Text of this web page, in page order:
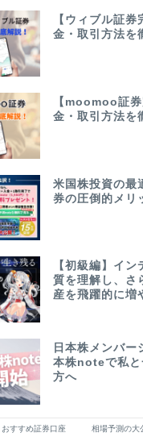
【ウィブル証券
金・取引方法を
【moomoo証
金・取引方法を
米国株投資の最
券の圧倒的メリ
【初級編】イ
質を理解し、さ
産を飛躍的に増
日本株メンバー
本株noteで私と
方へ
【無料お試しキ
おすすめ証券口座 相場予測の大